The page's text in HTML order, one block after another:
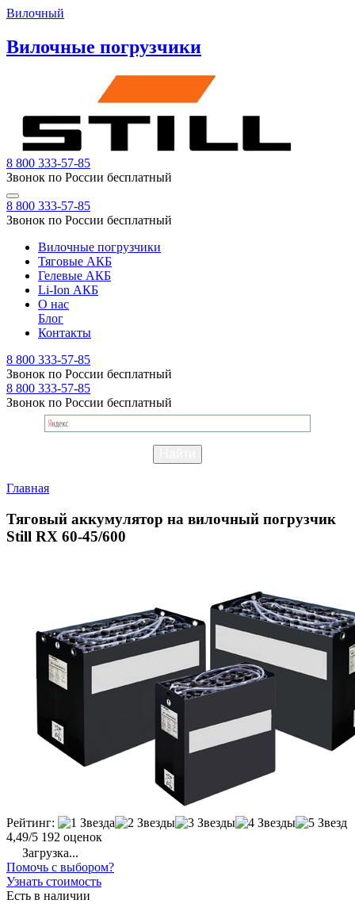
Вилочный
Вилочные погрузчики
8 800 333-57-85
Звонок по России бесплатный
8 800 333-57-85
Звонок по России бесплатный
Вилочные погрузчики
Тяговые АКБ
Гелевые АКБ
Li-Ion АКБ
О нас
Блог
Контакты
8 800 333-57-85
Звонок по России бесплатный
8 800 333-57-85
Звонок по России бесплатный
Главная
Тяговый аккумулятор на вилочный погрузчик
Still RX 60-45/600
Рейтинг:
4,49/5 192 оценок
Загрузка...
Помочь с выбором?
Узнать стоимость
Есть в наличии